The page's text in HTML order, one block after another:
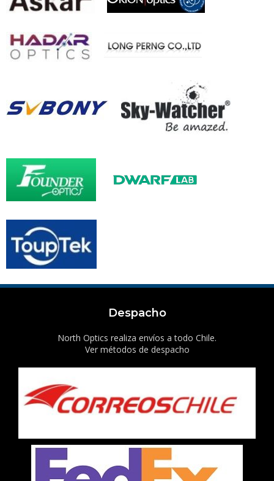
Despacho
North Optics realiza envíos a todo Chile.
Ver métodos de despacho